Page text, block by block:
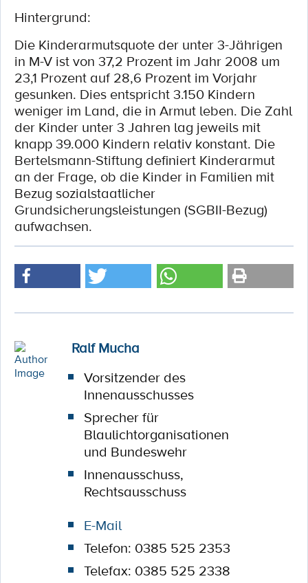
Hintergrund:
Die Kinderarmutsquote der unter 3-Jährigen
in M-V ist von 37,2 Prozent im Jahr 2008 um
23,1 Prozent auf 28,6 Prozent im Vorjahr
gesunken. Dies entspricht 3.150 Kindern
weniger im Land, die in Armut leben. Die Zahl
der Kinder unter 3 Jahren lag jeweils mit
knapp 39.000 Kindern relativ konstant. Die
Bertelsmann-Stiftung definiert Kinderarmut
an der Frage, ob die Kinder in Familien mit
Bezug sozialstaatlicher
Grundsicherungsleistungen (SGBII-Bezug)
aufwachsen.
Ralf Mucha
Vorsitzender des
Innenausschusses
Sprecher für
Blaulichtorganisationen
und Bundeswehr
Innenausschuss,
Rechtsausschuss
E-Mail
Telefon: 0385 525 2353
Telefax: 0385 525 2338